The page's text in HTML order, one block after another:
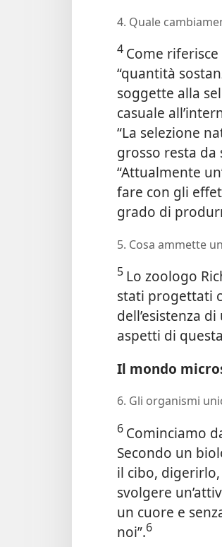
4. Quale
4 Come
“quantità
soggette alla
casuale
“La selezione
grosso resta da
“Attualmente
fare con gli
grado di
5. Cosa ammette
5 Lo zoologo
stati progettati
dell’esistenza
aspetti di
Il mondo
6. Gli organismi
6 Cominciamo
Secondo un
il cibo,
svolgere
un cuore e
noi”.6